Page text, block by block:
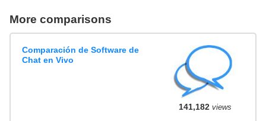
More comparisons
Comparación de Software de
Chat en Vivo
141,182views